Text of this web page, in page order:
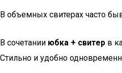
В объемных свитерах часто
В сочетании юбка + свитер в
Стильно и удобно